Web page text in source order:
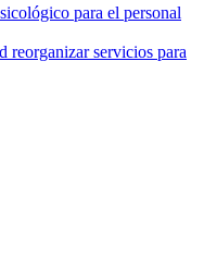
para el personal
reorganizar servicios para